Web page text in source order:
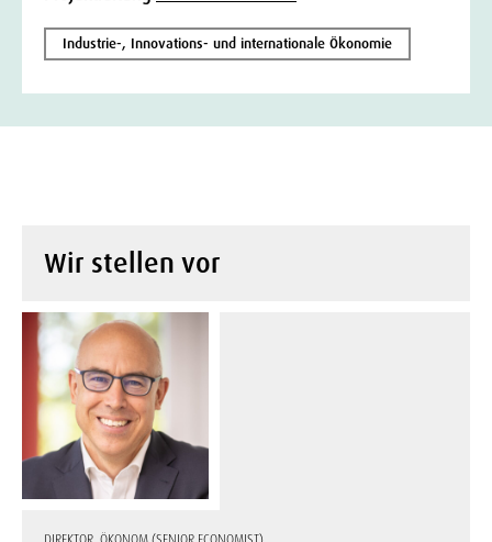
Industrie-, Innovations- und internationale Ökonomie
Wir stellen vor